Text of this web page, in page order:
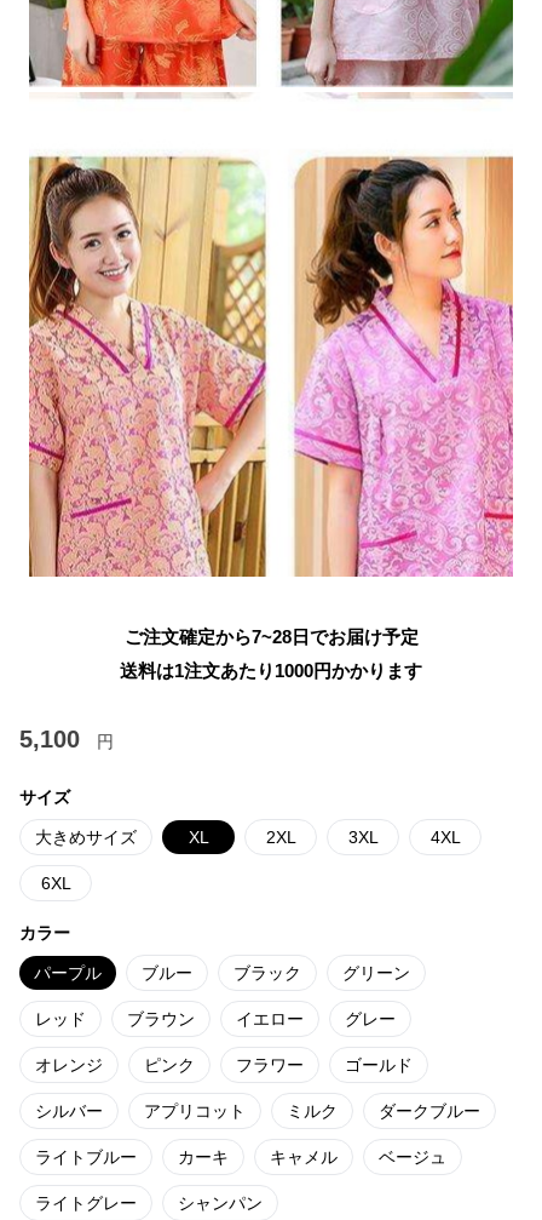
ご注文確定から7~28日でお届け予定
送料は1注文あたり 1000円かかります
5,100 円
サイズ
大きめサイズ XL 2XL 3XL 4XL
6XL
カラー
パープル ブルー ブラック グリーン
レッド ブラウン イエロー グレー
オレンジ ピンク フラワー ゴールド
シルバー アプリコット ミルク ダークブルー
ライトブルー カーキ キャメル ベージュ
ライトグレー シャンパン